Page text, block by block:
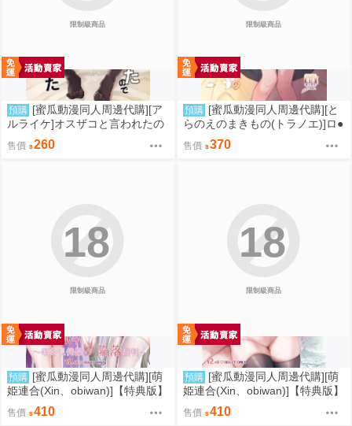
限制級商品
預購 [蜜瓜動漫同人周邊代購][ア
ルライケ]オスザコと言われたの
で俺の本気でわからせてみた(同
人誌)
售價 260
限制級商品
預購 [蜜瓜動漫同人周邊代購][と
らのえのまきもの(トラノエ)]ロ●
巨乳お嬢様藤宮あいりの華麗な
るおねだり(同人誌)
售價 370
限制級商品
18
預購 [蜜瓜動漫同人周邊代購][萌
姫連合(Xin、obiwan)]【特典版】
カーニバル44-混浴地獄4 ～覗き
見傀儡の陥落裁判～(崩壞：星穹
售價 410
限制級商品
18
預購 [蜜瓜動漫同人周邊代購][萌
姫連合(Xin、obiwan)]【特典版】
カーニバル43-混浴地獄3 ～幻月
遊儀の性転換裁判～(崩壞：星穹
售價 410